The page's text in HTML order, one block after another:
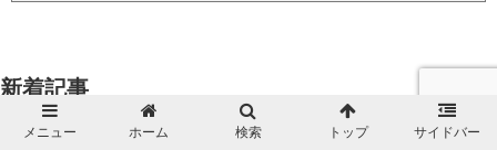
新着記事
メニュー ホーム 検索 トップ サイドバー